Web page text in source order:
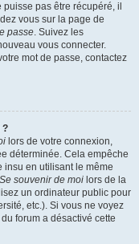
pas être récupéré, il
vous sur la page de
passe. Suivez les
vous connecter.
mot de passe, contactez
?
lors de votre connexion,
déterminée. Cela empêche
insu en utilisant le même
Se souvenir de moi lors de la
un ordinateur public pour
etc.). Si vous ne voyez
forum a désactivé cette